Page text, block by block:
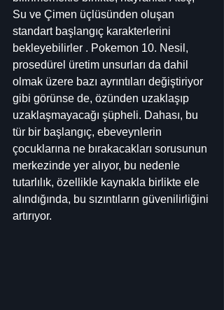
Su ve Çimen üçlüsünden oluşan
standart başlangıç ​​karakterlerini
bekleyebilirler . Pokemon 10. Nesil,
prosedürel üretim unsurları da dahil
olmak üzere bazı ayrıntıları değiştiriyor
gibi görünse de, özünden uzaklaşıp
uzaklaşmayacağı şüpheli. Dahası, bu
tür bir başlangıç, ebeveynlerin
çocuklarına ne bırakacakları sorusunun
merkezinde yer alıyor, bu nedenle
tutarlılık, özellikle kaynakla birlikte ele
alındığında, bu sızıntıların güvenilirliğini
artırıyor.